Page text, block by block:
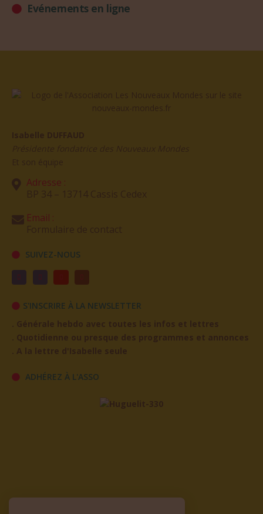
Evénements en ligne
Adresse :
Email :
SUIVEZ-NOUS
S'INSCRIRE À LA NEWSLETTER
ADHÉREZ À L'ASSO